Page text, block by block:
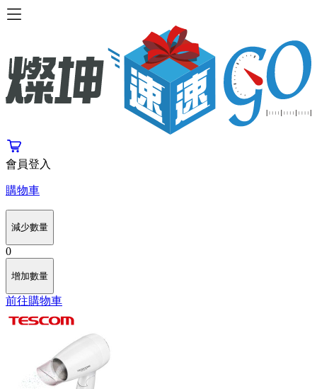
會員登入
購物車
減少數量
0
增加數量
前往購物車